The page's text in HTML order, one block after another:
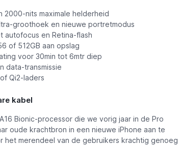
2000-nits maximale helderheid
groothoek en nieuwe portretmodus
autofocus en Retina-flash
of 512GB aan opslag
voor 30min tot 6mtr diep
data-transmissie
Qi2-laders
kabel
Bionic-processor die we vorig jaar in de Pro
oude krachtbron in een nieuwe iPhone aan te
het merendeel van de gebruikers krachtig genoeg